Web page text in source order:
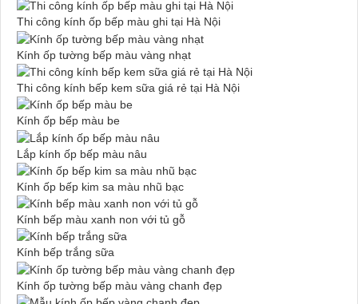
Thi công kính ốp bếp màu ghi tại Hà Nội
Kính ốp tường bếp màu vàng nhạt
Thi công kính bếp kem sữa giá rẻ tại Hà Nội
Kính ốp bếp màu be
Lắp kính ốp bếp màu nâu
Kính ốp bếp kim sa màu nhũ bạc
Kính bếp màu xanh non với tủ gỗ
Kính bếp trắng sữa
Kính ốp tường bếp màu vàng chanh đẹp